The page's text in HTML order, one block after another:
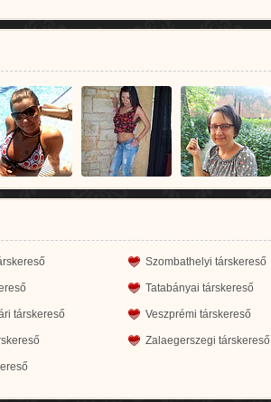
Szombathelyi társkereső
Tatabányai társkereső
társkereső Veszprémi társkereső
Zalaegerszegi társkereső